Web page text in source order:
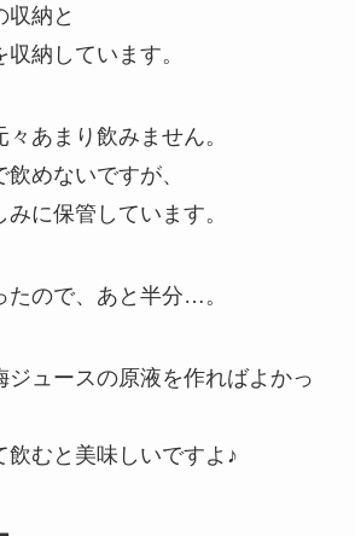
収納と
納しています。
あまり飲みません。
めないですが、
に保管しています。
たので、あと半分…。
ジュースの原液を作ればよかっ
飲むと美味しいですよ♪